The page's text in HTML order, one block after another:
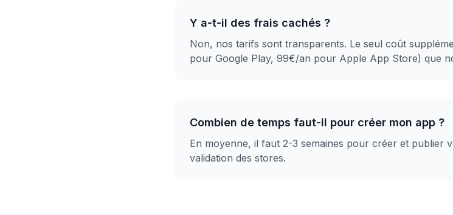
Y a-t-il des frais cachés ?
Non, nos tarifs sont transparents. Le seul coût
pour Google Play, 99€/an pour Apple App Store) que
Combien de temps faut-il pour créer mon app ?
En moyenne, il faut 2-3 semaines pour créer et publier
validation des stores.